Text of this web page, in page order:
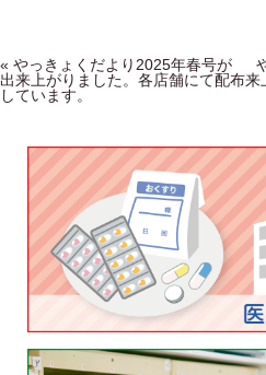
Post navigation
« やっきょくだより2025年春号が
出来上がりました。各店舗にて配布
しています。
来